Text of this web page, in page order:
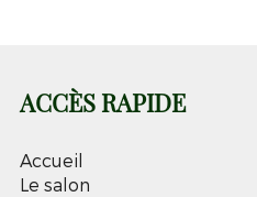
ACCÈS RAPIDE
Accueil
Le salon